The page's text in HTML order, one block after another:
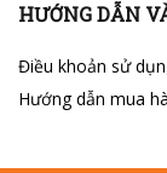
HƯỚNG DẪN
Điều khoản sử
Hướng dẫn mua